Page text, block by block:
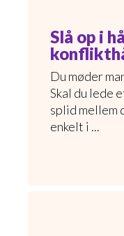
Slå op i
Du møder
Skal du lede
splid mellem
enkelt i ...